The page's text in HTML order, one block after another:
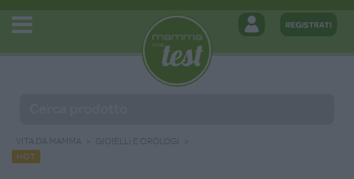
VITA DA MAMMA GIOIELLI E OROLOGI
HOT